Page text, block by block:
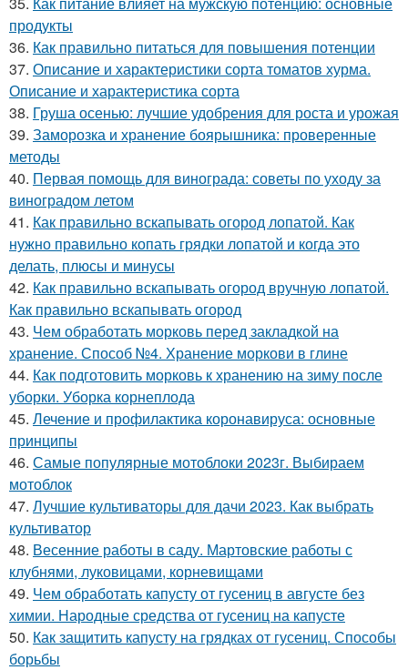
продукты
36. Как правильно питаться для повышения потенции
37. Описание и характеристики сорта томатов хурма.
Описание и характеристика сорта
38. Груша осенью: лучшие удобрения для роста и урожая
39. Заморозка и хранение боярышника: проверенные
методы
40. Первая помощь для винограда: советы по уходу за
виноградом летом
41. Как правильно вскапывать огород лопатой. Как
нужно правильно копать грядки лопатой и когда это
делать, плюсы и минусы
42. Как правильно вскапывать огород вручную лопатой.
Как правильно вскапывать огород
43. Чем обработать морковь перед закладкой на
хранение. Способ №4. Хранение моркови в глине
44. Как подготовить морковь к хранению на зиму после
уборки. Уборка корнеплода
45. Лечение и профилактика коронавируса: основные
принципы
46. Самые популярные мотоблоки 2023г. Выбираем
мотоблок
47. Лучшие культиваторы для дачи 2023. Как выбрать
культиватор
48. Весенние работы в саду. Мартовские работы с
клубнями, луковицами, корневищами
49. Чем обработать капусту от гусениц в августе без
химии. Народные средства от гусениц на капусте
50. Как защитить капусту на грядках от гусениц. Способы
борьбы